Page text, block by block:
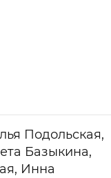
Подольская,
Базыкина,
Инна